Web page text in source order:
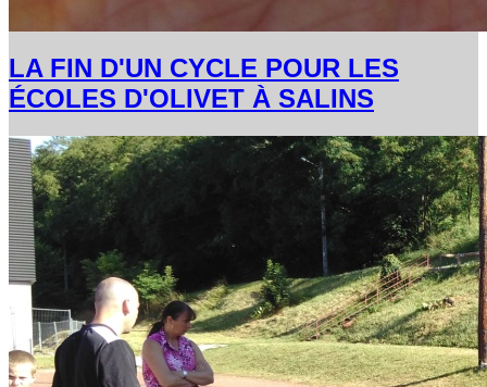
LA FIN D'UN CYCLE POUR LES
ÉCOLES D'OLIVET À SALINS